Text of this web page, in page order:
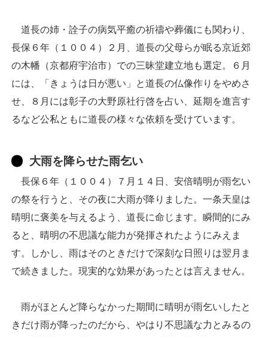
道長の姉・詮子の病気平癒の祈禱や葬儀にも関わり、
長保６年（１００４）２月、道長の父母らが眠る京近郊
の木幡（京都府宇治市）での三昧堂建立地も選定。６月
には、「きょうは日が悪い」と道長の仏像作りをやめさ
せ、８月には彰子の大野原社行啓を占い、延期を進言す
るなど公私ともに道長の様々な依頼を受けています。
大雨を降らせた雨乞い
長保６年（１００４）７月１４日、安倍晴明が雨乞い
の祭を行うと、その夜に大雨が降りました。一条天皇は
晴明に褒美を与えるよう、道長に命じます。瞬間的にみ
ると、晴明の不思議な能力が発揮されたようにみえま
す。しかし、雨はそのときだけで深刻な日照りは翌月ま
で続きました。現実的な効果があったとは言えません。
雨がほとんど降らなかった期間に晴明が雨乞いしたと
きだけ雨が降ったのだから、やはり不思議な力とみるの